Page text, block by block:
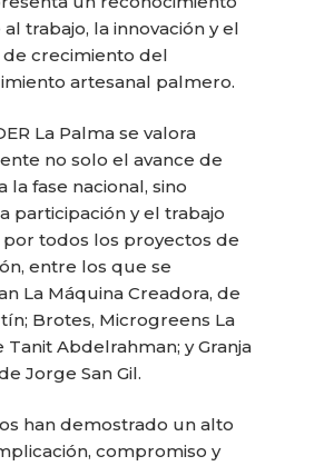
trabajo, la innovación y el
crecimiento del
artesanal palmero.
La Palma se valora
no solo el avance de
la fase nacional, sino
participación y el trabajo
todos los proyectos de
entre los que se
La Máquina Creadora, de
Brotes, Microgreens La
Tanit Abdelrahman; y Granja
Jorge San Gil.
han demostrado un alto
compromiso y